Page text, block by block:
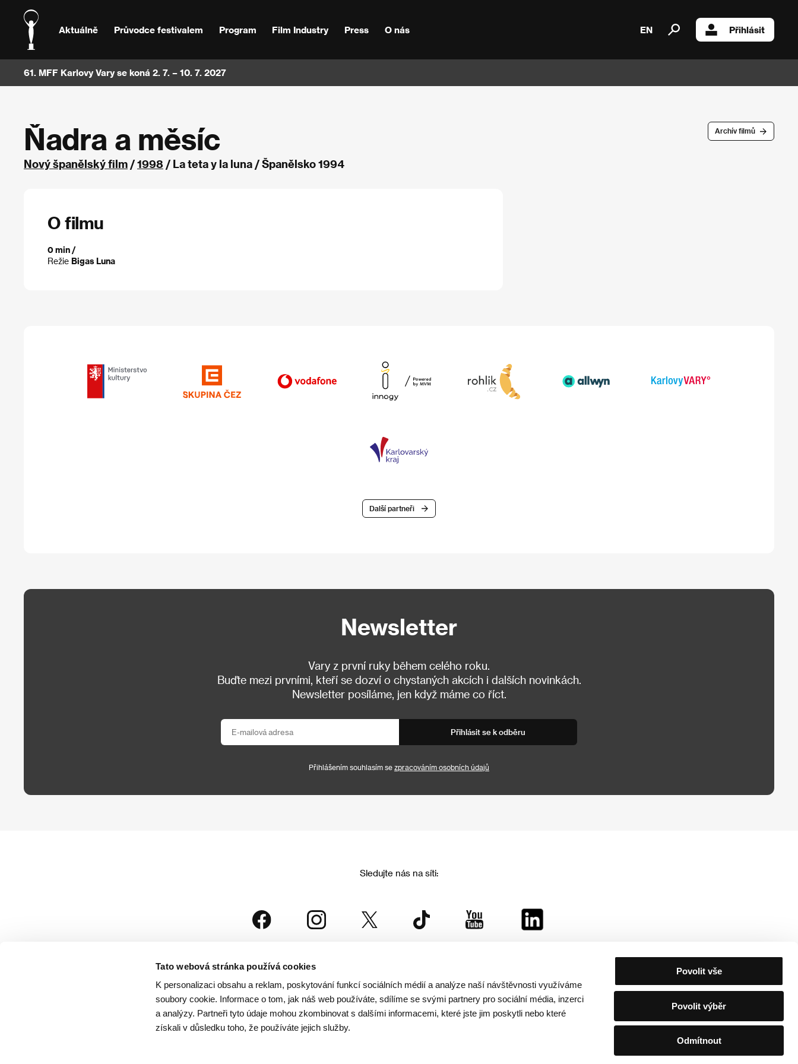
Tato webová stránka používá cookies
K personalizaci obsahu a reklam, poskytování funkcí sociálních médií a analýze naší návštěvnosti využíváme
soubory cookie. Informace o tom, jak náš web používáte, sdílíme se svými partnery pro sociální média, inzerci
a analýzy. Partneři tyto údaje mohou zkombinovat s dalšími informacemi, které jste jim poskytli nebo které
získali v důsledku toho, že používáte jejich služby.
Povolit vše
Povolit výběr
Odmítnout
Aktuálně Průvodce festivalem Program Film Industry Press O nás EN Přihlásit
61. MFF Karlovy Vary se koná 2. 7. – 10. 7. 2027
Archív filmů
Ňadra a měsíc
Nový španělský film /1998 / La teta y la luna / Španělsko 1994
O filmu
0 min /
Režie Bigas Luna
Další partneři
Newsletter
Vary z první ruky během celého roku.
Buďte mezi prvními, kteří se dozví o chystaných akcích i dalších novinkách.
Newsletter posíláme, jen když máme co říct.
Přihlásit se k odběru
Přihlášením souhlasím se zpracováním osobních údajů
Sledujte nás na síti:
je součástí rodiny KVIFF Group, která zastřešuje i další projekty: